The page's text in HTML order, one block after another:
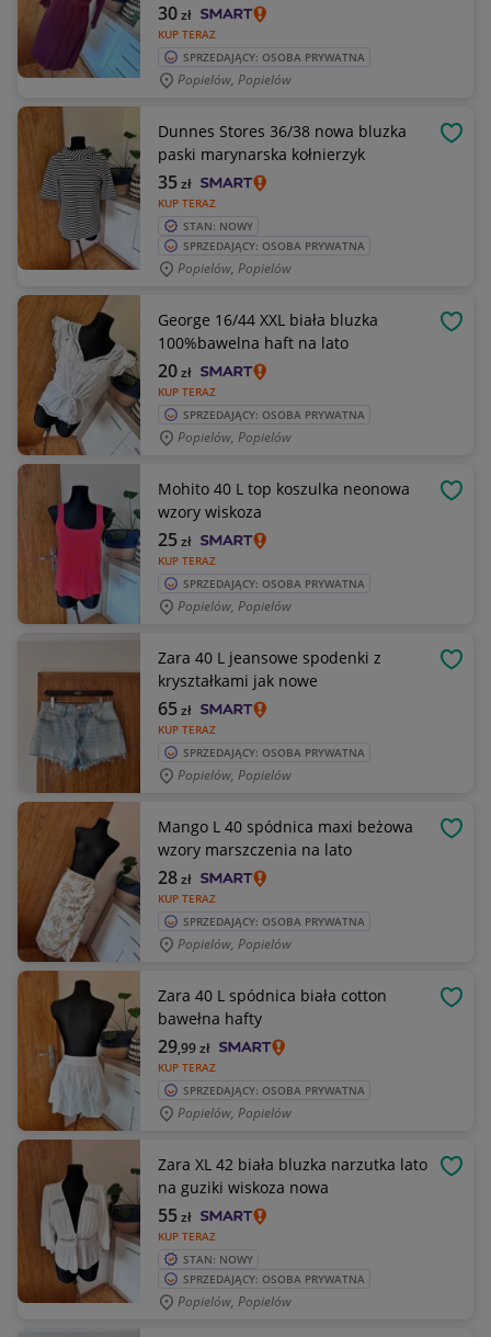
KUP TERAZ
30zł
SPRZEDAJĄCY: OSOBA PRYWATNA
Popielów, Popielów
Dunnes Stores 36/38 nowa bluzka
paski marynarska kołnierzyk
KUP TERAZ
35zł
STAN: NOWY
SPRZEDAJĄCY: OSOBA PRYWATNA
Popielów, Popielów
George 16/44 XXL biała bluzka
100%bawelna haft na lato
KUP TERAZ
20zł
SPRZEDAJĄCY: OSOBA PRYWATNA
Popielów, Popielów
Mohito 40 L top koszulka neonowa
wzory wiskoza
KUP TERAZ
25zł
SPRZEDAJĄCY: OSOBA PRYWATNA
Popielów, Popielów
Zara 40 L jeansowe spodenki z
kryształkami jak nowe
KUP TERAZ
65zł
SPRZEDAJĄCY: OSOBA PRYWATNA
Popielów, Popielów
Mango L 40 spódnica maxi beżowa
wzory marszczenia na lato
KUP TERAZ
28zł
SPRZEDAJĄCY: OSOBA PRYWATNA
Popielów, Popielów
Zara 40 L spódnica biała cotton
bawełna hafty
KUP TERAZ
29,99zł
SPRZEDAJĄCY: OSOBA PRYWATNA
Popielów, Popielów
Zara XL 42 biała bluzka narzutka lato
na guziki wiskoza nowa
KUP TERAZ
55zł
STAN: NOWY
SPRZEDAJĄCY: OSOBA PRYWATNA
Popielów, Popielów